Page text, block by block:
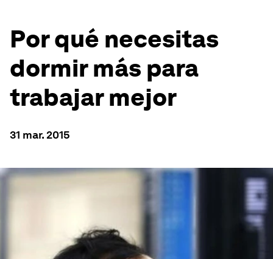
Por qué necesitas
dormir más para
trabajar mejor
31 mar. 2015